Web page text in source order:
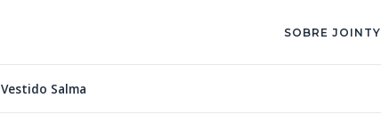
SOBRE JOINTY
Vestido Salma